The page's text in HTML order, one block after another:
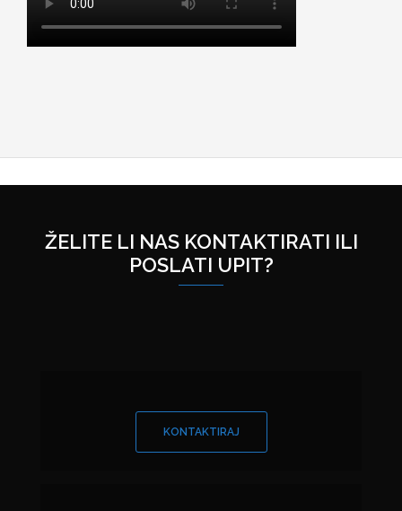
ŽELITE LI NAS KONTAKTIRATI ILI
POSLATI UPIT?
KONTAKTIRAJ